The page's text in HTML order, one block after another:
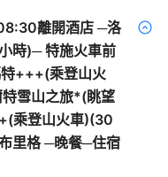
離開酒店 ─洛
時)─ 特施火車前
+++(乘登山火
雪山之旅*(眺望
乘登山火車)(30
里格 ─晚餐─住宿